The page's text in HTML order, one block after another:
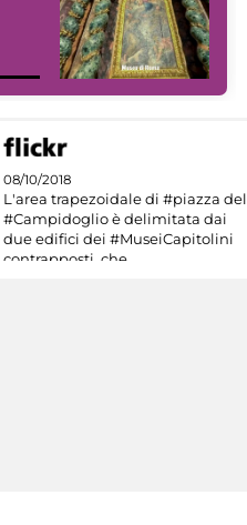
08/10/2018
L'area trapezoidale di #piazza del
#Campidoglio è delimitata dai
due edifici dei #MuseiCapitolini
contrapposti, che